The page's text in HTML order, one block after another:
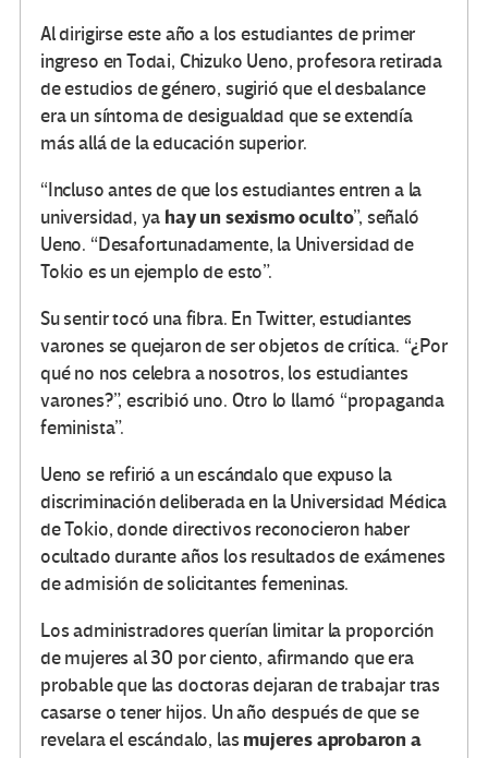
Al dirigirse este año a los estudiantes de primer
ingreso en Todai, Chizuko Ueno, profesora retirada
de estudios de género, sugirió que el desbalance
era un síntoma de desigualdad que se extendía
más allá de la educación superior.
“Incluso antes de que los estudiantes entren a la
universidad, ya hay un sexismo oculto”, señaló
Ueno. “Desafortunadamente, la Universidad de
Tokio es un ejemplo de esto”.
Su sentir tocó una fibra. En Twitter, estudiantes
varones se quejaron de ser objetos de crítica. “¿Por
qué no nos celebra a nosotros, los estudiantes
varones?”, escribió uno. Otro lo llamó “propaganda
feminista”.
Ueno se refirió a un escándalo que expuso la
discriminación deliberada en la Universidad Médica
de Tokio, donde directivos reconocieron haber
ocultado durante años los resultados de exámenes
de admisión de solicitantes femeninas.
Los administradores querían limitar la proporción
de mujeres al 30 por ciento, afirmando que era
probable que las doctoras dejaran de trabajar tras
casarse o tener hijos. Un año después de que se
revelara el escándalo, las mujeres aprobaron a